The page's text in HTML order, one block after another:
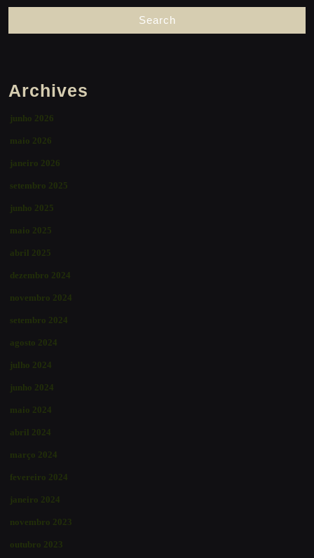
Archives
junho 2026
maio 2026
janeiro 2026
setembro 2025
junho 2025
maio 2025
abril 2025
dezembro 2024
novembro 2024
setembro 2024
agosto 2024
julho 2024
junho 2024
maio 2024
abril 2024
março 2024
fevereiro 2024
janeiro 2024
novembro 2023
outubro 2023